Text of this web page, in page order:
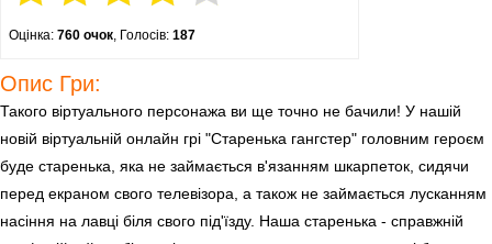
Оцінка: 760 очок, Голосів: 187
Опис Гри:
Такого віртуального персонажа ви ще точно не бачили! У нашій
новій віртуальній онлайн грі "Старенька гангстер" головним героєм
буде старенька, яка не займається в'язанням шкарпеток, сидячи
перед екраном свого телевізора, а також не займається лусканням
насіння на лавці біля свого під'їзду. Наша старенька - справжній